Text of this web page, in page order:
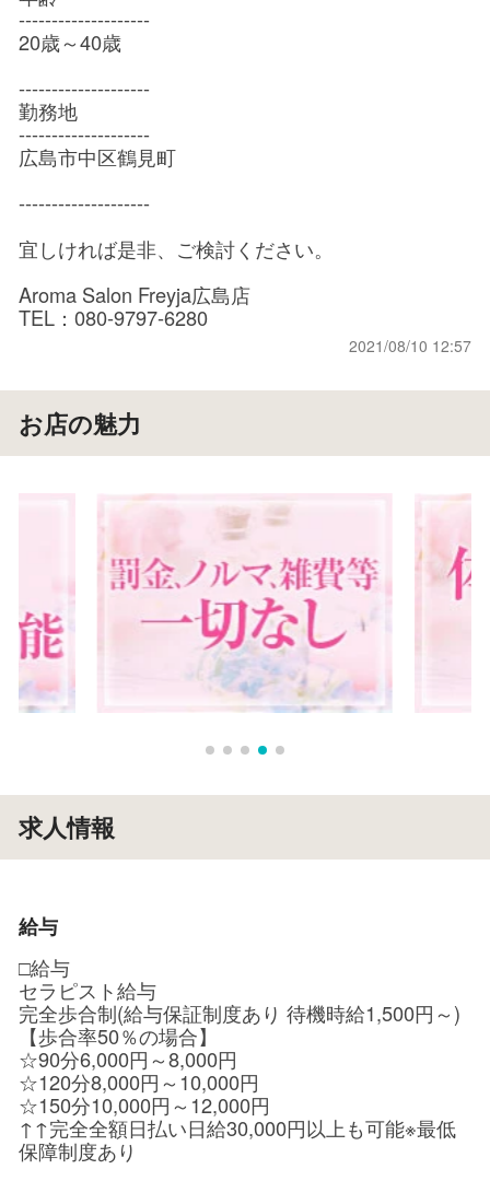
--------------------
20歳～40歳
--------------------
勤務地
--------------------
広島市中区鶴見町
--------------------
宜しければ是非、ご検討ください。
Aroma Salon Freyja広島店
TEL：080-9797-6280
2021/08/10 12:57
お店の魅力
求人情報
給与
□給与
セラピスト給与
完全歩合制(給与保証制度あり 待機時給1,500円～)
【歩合率50％の場合】
☆90分6,000円～8,000円
☆120分8,000円～10,000円
☆150分10,000円～12,000円
↑↑完全全額日払い日給30,000円以上も可能※最低
保障制度あり